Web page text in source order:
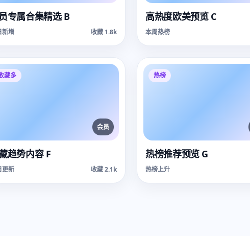
专属合集精选 B
新增 收藏 1.8k
高热度欧美预览 C
本周热榜
藏多
会员
趋势内容 F
更新 收藏 2.1k
热榜
热榜推荐预览 G
热榜上升